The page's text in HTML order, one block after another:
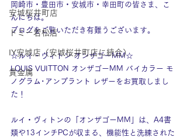
安城桜井町店
ドミー若松店
IY安城店（安城桜井町店に統合）
貴金属
岡崎市・豊田市・安城市・幸田町の皆さま、こ
んにちは。
ブログをご覧いただき有難うございます。
☆ルイ・ヴィトン オンザゴーMM☆
LOUIS VUITTON オンザゴーMM バイカラー モ
ノグラム･アンプラント レザーをお買取しまし
た！
ルイ・ヴィトンの「オンザゴーMM」は、A4書
類や13インチPCが収まる、機能性と洗練された